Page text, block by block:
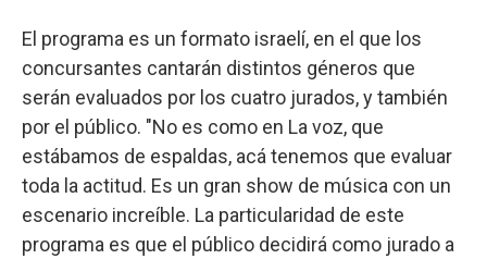
El programa es un formato israelí, en el que los
concursantes cantarán distintos géneros que
serán evaluados por los cuatro jurados, y también
por el público. "No es como en La voz, que
estábamos de espaldas, acá tenemos que evaluar
toda la actitud. Es un gran show de música con un
escenario increíble. La particularidad de este
programa es que el público decidirá como jurado a